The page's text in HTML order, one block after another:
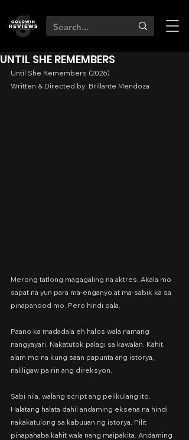
UNTIL SHE REMEMBERS
Until She Remembers (2026)
Written & Directed by: Brillante Mendoza
Merong tatlong magagaling na aktres. Akala mo
sapat na yun para ma-enganyo at ma-sabik ka sa
pinapanood mo. Pero hindi pala.
Paano ka madadala eh halos wala namang
nangyayari. Nakatutok palagi sa kawalan. Kahit
alam mo na kung saan papunta ang istorya,
naliligaw pa rin ang direksyon.
Sabi nila, walang script ang pelikulang ito.
Halatang halata dahil andaming eksena na hindi
nakakatulong sa kabuuan ng istorya. Pilit
pinapahaba kahit wala nang maipakita. Andaming